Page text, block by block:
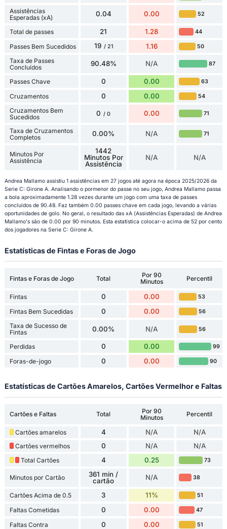
Assistências
Esperadas (xA)
0.04 0.00 52
Total de passes 21 1.28 44
Passes Bem Sucedidos 19 / 21 1.16 50
Taxa de Passes
Concluídos
90.48% N/A 87
Passes Chave 0 0.00 63
Cruzamentos 0 0.00 54
Cruzamentos Bem
Sucedidos
0 / 0 0.00 71
Taxa de Cruzamentos
Completos
0.00% N/A 71
Minutos Por
Assistência
1442
Minutos Por
Assistência
N/A N/A
Andrea Mallamo assistiu 1 assistências em 27 jogos até agora na época 2025/2026 da
Serie C: Girone A. Analisando o pormenor do passe no seu jogo, Andrea Mallamo passa
a bola aproximadamente 1.28 vezes durante um jogo com uma taxa de passes
concluídos de 90.48. Faz também 0.00 passes chave em cada jogo, levando a várias
oportunidades de golo. No geral, o resultado das xA (Assistências Esperadas) de Andrea
Mallamo's são de 0.00 por 90 minutos. Esta estatística colocar-o acima de 52 por cento
dos jogadores na Serie C: Girone A.
Estatísticas de Fintas e Foras de Jogo
Fintas e Foras de Jogo Total
Por 90
Minutos
Percentil
Fintas 0 0.00 53
Fintas Bem Sucedidas 0 0.00 56
Taxa de Sucesso de
Fintas
0.00% N/A 56
Perdidas 0 0.00 99
Foras-de-jogo 0 0.00 90
Estatísticas de Cartões Amarelos, Cartões Vermelhor e Faltas
Cartões e Faltas Total
Por 90
Minutos
Percentil
Cartões amarelos 4 N/A N/A
Cartões vermelhos 0 N/A N/A
Total Cartões 4 0.25 73
Minutos por Cartão
361 min /
cartão
N/A 38
Cartões Acima de 0.5 3 11% 51
Faltas Cometidas 0 0.00 47
Faltas Contra 0 0.00 51